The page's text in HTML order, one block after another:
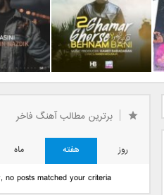
بانی بنام قرص قمر 2
یاسینی بنام
برترین مطالب آهنگ فاخر
روز هفته ماه
no posts matched your criteria.